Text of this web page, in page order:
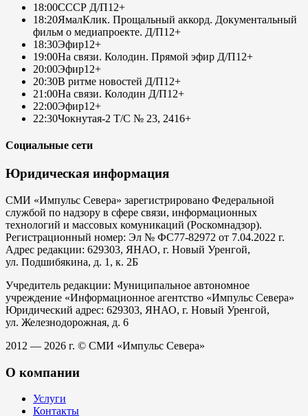
18:00СССР Д/П12+
18:20ЯмалКлик. Прощальный аккорд. Документальный
фильм о медиапроекте. Д/П12+
18:30Эфир12+
19:00На связи. Колодин. Прямой эфир Д/П12+
20:00Эфир12+
20:30В ритме новостей Д/П12+
21:00На связи. Колодин Д/П12+
22:00Эфир12+
22:30Чокнутая-2 Т/С № 23, 2416+
Социальные сети
Юридическая информация
СМИ «Импульс Севера» зарегистрировано Федеральной
службой по надзору в сфере связи, информационных
технологий и массовых комуникаций (Роскомнадзор).
Регистрационный номер: Эл № ФС77-82972 от 7.04.2022 г.
Адрес редакции: 629303, ЯНАО, г. Новый Уренгой,
ул. Подшибякина, д. 1, к. 2Б
Учредитель редакции: Муниципальное автономное
учреждение «Информационное агентство «Импульс Севера»
Юридический адрес: 629303, ЯНАО, г. Новый Уренгой,
ул. Железнодорожная, д. 6
2012 — 2026 г. © СМИ «Импульс Севера»
О компании
Услуги
Контакты